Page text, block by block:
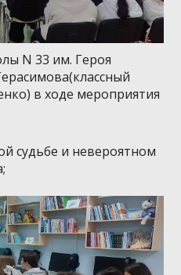
N 33 им. Героя
в ходе мероприятия
судьбе и невероятном